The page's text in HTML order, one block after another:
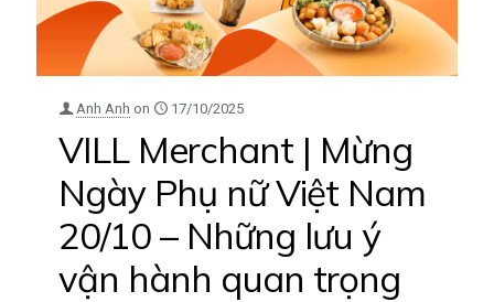
Anh Anh on 17/10/2025
VILL Merchant | Mừng
Ngày Phụ nữ Việt Nam
20/10 – Những lưu ý
vận hành quan trọng